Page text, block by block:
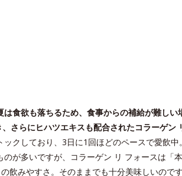
は食欲も落ちるため、食事からの補給が難しい
さらにヒハツエキスも配合されたコラーゲン
クしており、3日に1回ほどのペースで愛飲中
が多いですが、コラーゲン リ フォースは「
飲みやすさ。そのままでも十分美味しいのです